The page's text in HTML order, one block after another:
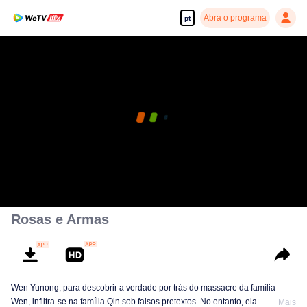
pt Abra o programa
Rosas e Armas
Wen Yunong, para descobrir a verdade por trás do massacre da família
Wen, infiltra-se na família Qin sob falsos pretextos. No entanto, ela
Mais